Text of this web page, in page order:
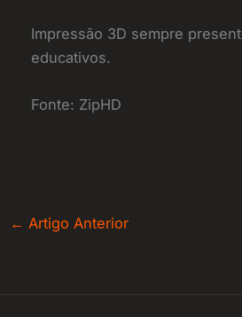
Impressão 3D sempre
educativos.
Fonte: ZipHD
← Artigo Anterior